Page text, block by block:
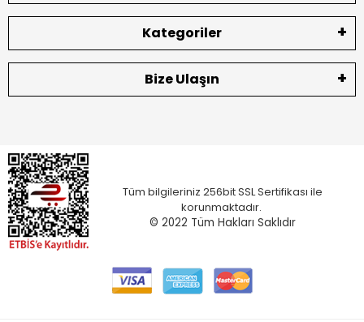
Kategoriler
Bize Ulaşın
Tüm bilgileriniz 256bit SSL Sertifikası ile
korunmaktadır.
© 2022 Tüm Hakları Saklıdır